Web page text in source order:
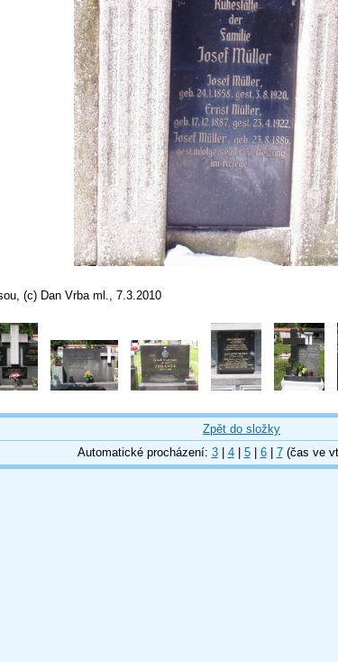
(c) Dan Vrba ml., 7.3.2010
Zpět do složky
Automatické procházení: 3| 4| 5| 6| 7(čas ve